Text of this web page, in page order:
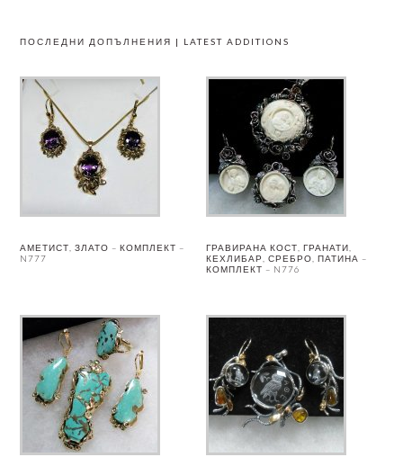
ПОСЛЕДНИ ДОПЪЛНЕНИЯ | LATEST ADDITIONS
АМЕТИСТ, ЗЛАТО – КОМПЛЕКТ –
N777
ГРАВИРАНА КОСТ, ГРАНАТИ,
КЕХЛИБАР, СРЕБРО, ПАТИНА –
КОМПЛЕКТ – N776